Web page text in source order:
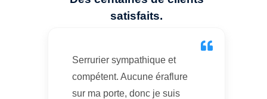
satisfaits.
Serrurier sympathique et
compétent. Aucune éraflure
sur ma porte, donc je suis